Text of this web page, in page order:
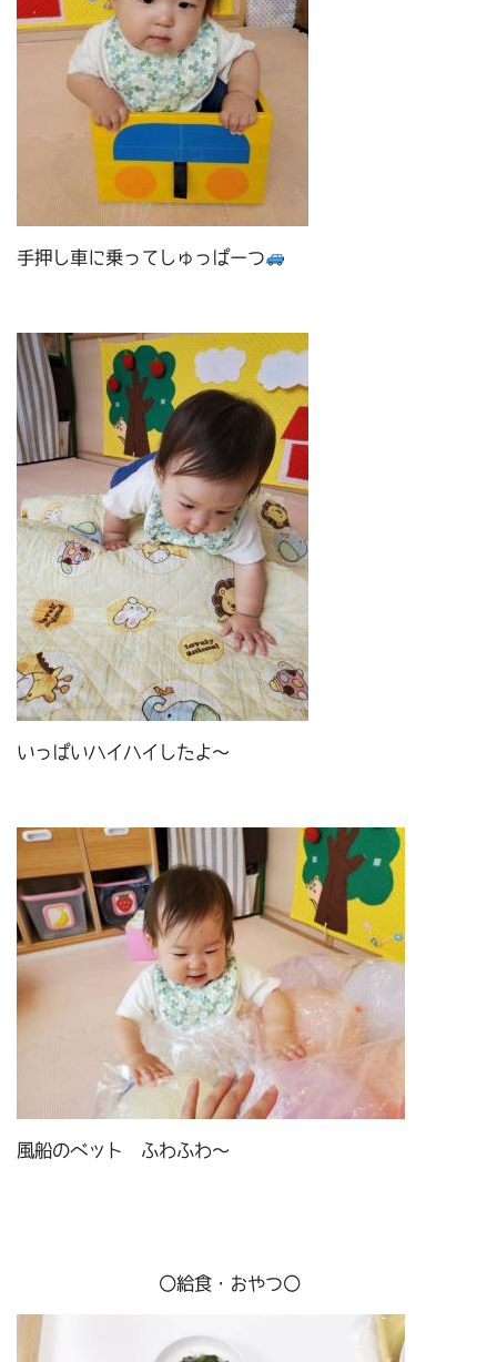
手押し車に乗ってしゅっぱーつ
いっぱいハイハイしたよ～
風船のベット ふわふわ～
〇給食・おやつ〇